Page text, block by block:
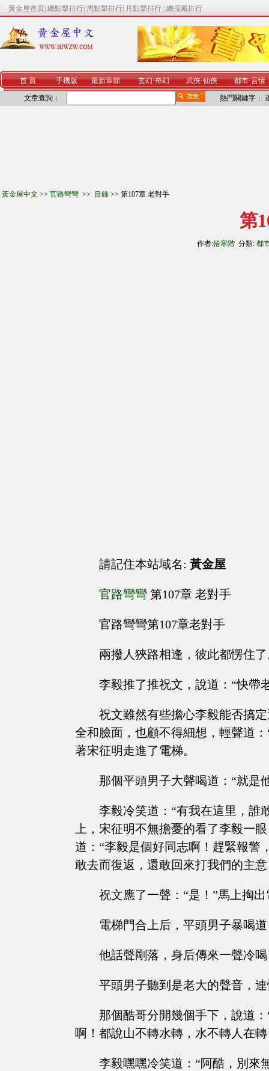
黃金屋首頁 總點擊排行 周點擊排行 月點擊排行 總搜藏排行
首 頁 手機版 最新章節 玄幻·奇幻 武俠·仙俠 都市·言情
文章查詢： 熱門關鍵字：
黃金屋中文 >> 官路彎彎 >> 目錄 >> 第107章 老對手
第
作者:拾寒階 分類: 都
請記住本站域名: 黃金屋
官路彎彎 第107章 老對手
官路彎彎第107章老對手
兩撥人狹路相逢，彼此都愣住
李毅推了推祝文，說道：“快帶
祝文雖然有些擔心李毅能否搞
全和臉面，也顧不得細想，輕聲道
著宋征明走進了電梯。
那個平頭男子大聲喝道：“就是
李毅冷笑道：“有我在這里，誰
上，宋征明不無擔憂的看了李毅一
道：“李毅是個好同志啊！趕緊報警
敢去而復返，還敢回來打我們的主
祝文應了一聲：“是！”馬上掏
電梯門合上后，平頭男子暴喝
他話聲剛落，身后傳來一聲冷喝
平頭男子聽到是老大的聲音，
那個酷哥分開幾個手下，說道
啊！都說山不轉水轉，水不轉人在
李毅嘿嘿冷笑道：“阿酷，別來